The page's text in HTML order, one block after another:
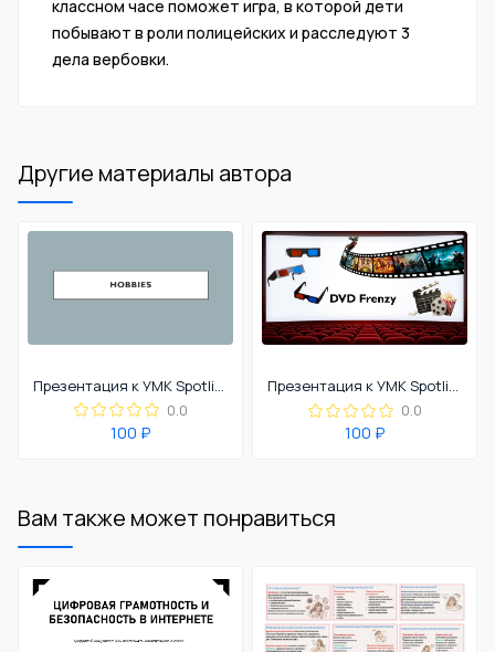
классном часе поможет игра, в которой дети
побывают в роли полицейских и расследуют 3
дела вербовки.
Другие материалы автора
Презентация к УМК Spotlight 4 урок 2a
0.0
100 ₽
Презентация к УМК Spotlight 7 урок 7b
0.0
100 ₽
Вам также может понравиться